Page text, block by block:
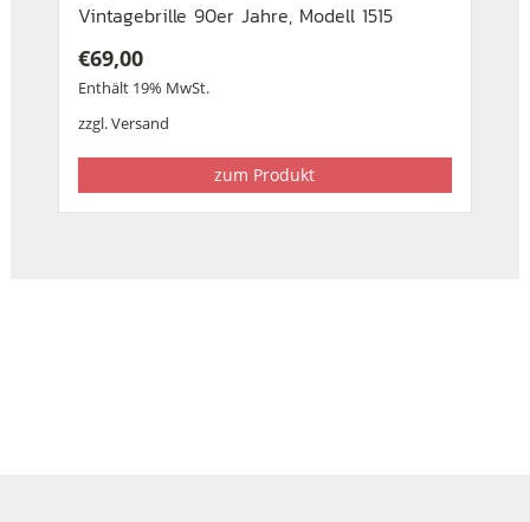
Vintagebrille 90er Jahre, Modell 1515
€69,00
Enthält 19% MwSt.
zzgl.Versand
zum Produkt